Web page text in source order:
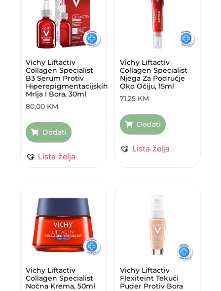
Vichy Liftactiv
Collagen Specialist
B3 Serum Protiv
Hiperepigmentacijskih
Mrlja I Bora, 30ml
80,00 KM
Dodati
Lista želja
Vichy Liftactiv
Collagen Specialist
Njega Za Područje
Oko Očiju, 15ml
71,25 KM
Dodati
Lista želja
Vichy Liftactiv
Collagen Specialist
Noćna Krema, 50ml
Vichy Liftactiv
Flexiteint Tekući
Puder Protiv Bora